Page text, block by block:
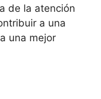
de la atención
a una
una mejor